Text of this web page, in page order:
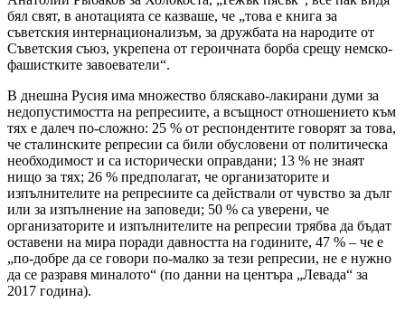
бял свят, в анотацията се казваше, че „това е книга за
съветския интернационализъм, за дружбата на народите от
Съветския съюз, укрепена от героичната борба срещу немско-
фашистките завоеватели“.
В днешна Русия има множество бляскаво-лакирани думи за
недопустимостта на репресиите, а всъщност отношението към
тях е далеч по-сложно: 25 % от респондентите говорят за това,
че сталинските репресии са били обусловени от политическа
необходимост и са исторически оправдани; 13 % не знаят
нищо за тях; 26 % предполагат, че организаторите и
изпълнителите на репресиите са действали от чувство за дълг
или за изпълнение на заповеди; 50 % са уверени, че
организаторите и изпълнителите на репресии трябва да бъдат
оставени на мира поради давността на годините, 47 % – че е
„по-добре да се говори по-малко за тези репресии, не е нужно
да се разравя миналото“ (по данни на центъра „Левада“ за
2017 година).